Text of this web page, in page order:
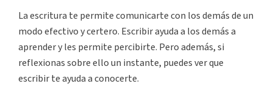
La escritura te permite comunicarte con los demás de un
modo efectivo y certero. Escribir ayuda a los demás a
aprender y les permite percibirte. Pero además, si
reflexionas sobre ello un instante, puedes ver que
escribir te ayuda a conocerte.